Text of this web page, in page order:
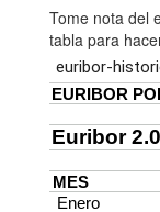
Tome nota del
tabla para